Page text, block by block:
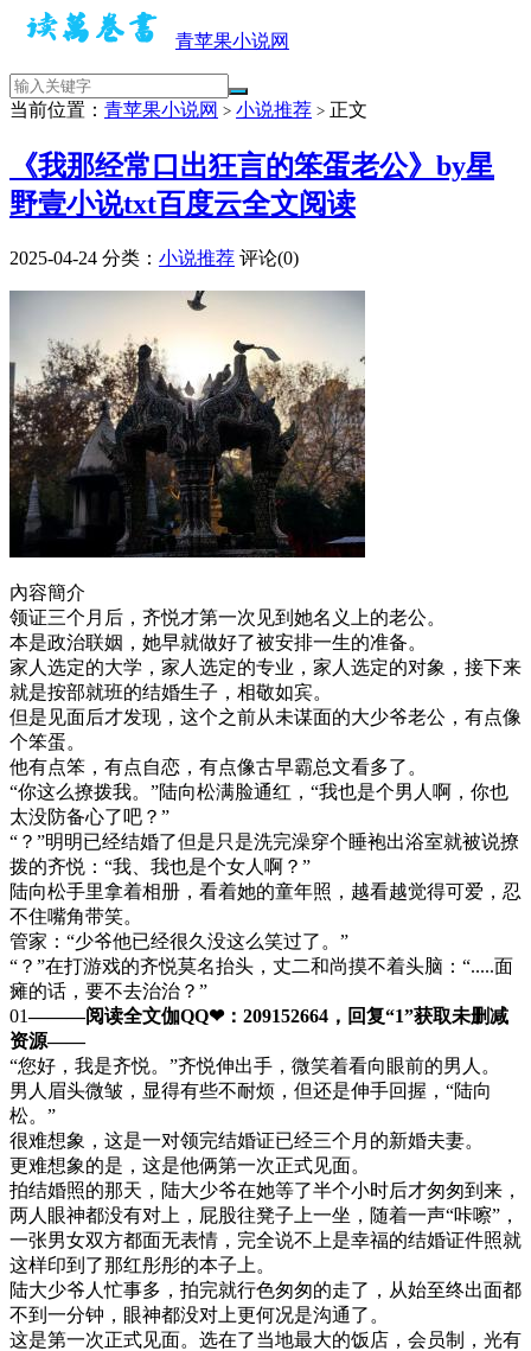
青苹果小说网
当前位置： 青苹果小说网 > 小说推荐 > 正文
《我那经常口出狂言的笨蛋老公》by星
野壹小说txt百度云全文阅读
2025-04-24 分类： 小说推荐 评论(0)
內容簡介
领证三个月后，齐悦才第一次见到她名义上的老公。
本是政治联姻，她早就做好了被安排一生的准备。
家人选定的大学，家人选定的专业，家人选定的对象，接下来
就是按部就班的结婚生子，相敬如宾。
但是见面后才发现，这个之前从未谋面的大少爷老公，有点像
个笨蛋。
他有点笨，有点自恋，有点像古早霸总文看多了。
“你这么撩拨我。”陆向松满脸通红，“我也是个男人啊，你也
太没防备心了吧？”
“？”明明已经结婚了但是只是洗完澡穿个睡袍出浴室就被说撩
拨的齐悦：“我、我也是个女人啊？”
陆向松手里拿着相册，看着她的童年照，越看越觉得可爱，忍
不住嘴角带笑。
管家：“少爷他已经很久没这么笑过了。”
“？”在打游戏的齐悦莫名抬头，丈二和尚摸不着头脑：“.....面
瘫的话，要不去治治？”
01———阅读全文伽QQ❤：209152664，回复“1”获取未删减
资源—​​​​—
“您好，我是齐悦。”齐悦伸出手，微笑着看向眼前的男人。
男人眉头微皱，显得有些不耐烦，但还是伸手回握，“陆向
松。”
很难想象，这是一对领完结婚证已经三个月的新婚夫妻。
更难想象的是，这是他俩第一次正式见面。
拍结婚照的那天，陆大少爷在她等了半个小时后才匆匆到来，
两人眼神都没有对上，屁股往凳子上一坐，随着一声“咔嚓”，
一张男女双方都面无表情，完全说不上是幸福的结婚证件照就
这样印到了那红彤彤的本子上。
陆大少爷人忙事多，拍完就行色匆匆的走了，从始至终出面都
不到一分钟，眼神都没对上更何况是沟通了。
这是第一次正式见面。选在了当地最大的饭店，会员制，光有